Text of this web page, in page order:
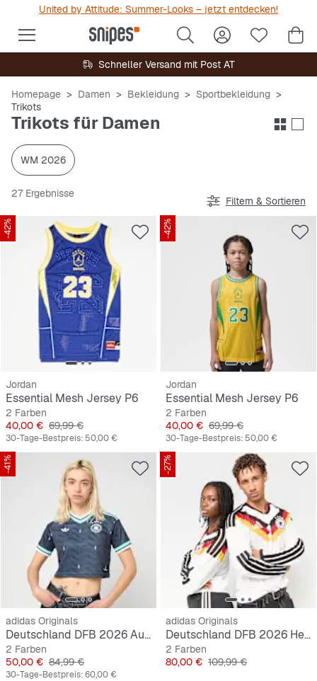
United by Attitude: Summer-Looks – jetzt entdecken!
Schneller Versand mit Post AT
Homepage Damen Bekleidung
Sportbekleidung
Trikots
Trikots für Damen
WM 2026
27 Ergebnisse
Filtern & Sortieren
-42%
Jordan
Essential Mesh Jersey P6
2 Farben
Preis
40,00 € Originalpreis
69,99 €
30-Tage-Bestpreis: 50,00 €
-42%
Jordan
Essential Mesh Jersey P6
2 Farben
Preis
40,00 € Originalpreis
69,99 €
30-Tage-Bestpreis: 50,00 €
-41%
adidas Originals
Deutschland DFB 2026 Auswärtstrikot, cropped
2 Farben
Preis
50,00 € Originalpreis
84,99 €
30-Tage-Bestpreis:60,00 €
-27%
adidas Originals
Deutschland DFB 2026 Heimtrikot, langarm
2 Farben
Preis
80,00 € Originalpreis
109,99 €